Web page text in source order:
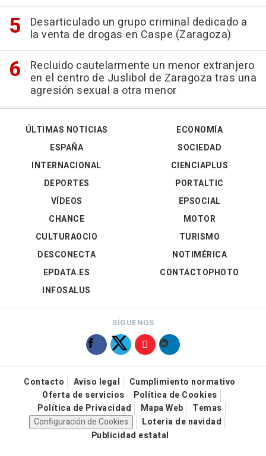
Desarticulado un grupo criminal dedicado a
la venta de drogas en Caspe (Zaragoza)
Recluido cautelarmente un menor extranjero
en el centro de Juslibol de Zaragoza tras una
agresión sexual a otra menor
ÚLTIMAS NOTICIAS
ESPAÑA
INTERNACIONAL
DEPORTES
VÍDEOS
ECONOMÍA
SOCIEDAD
CIENCIAPLUS
PORTALTIC
EPSOCIAL
CHANCE
CULTURAOCIO
DESCONECTA
EPDATA.ES
INFOSALUS
MOTOR
TURISMO
NOTIMÉRICA
CONTACTOPHOTO
SÍGUENOS
Contacto Aviso legal
Cumplimiento normativo
Oferta de servicios
Política de Cookies
Política de Privacidad
Mapa Web
Temas
Configuración de Cookies
Loteria de navidad
Publicidad estatal